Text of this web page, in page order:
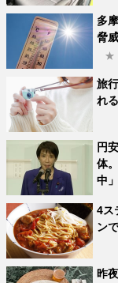
多
脅
★
旅
れ
円
体
中
4ス
ン
昨